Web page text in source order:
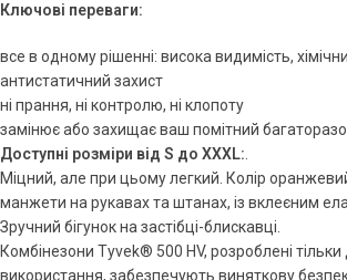
Ключові переваги:
все в одному рішенні: висока видимість,
антистатичний захист
ні прання, ні контролю, ні клопоту
замінює або захищає ваш помітний
Доступні розміри від S до XXXL:
Міцний, але при цьому легкий. Колір
манжети на рукавах та штанах, із вклеєним
Зручний бігунок на застібці-блискавці.
Комбінезони Tyvek® 500 HV, розроблені
використання, забезпечують виняткову